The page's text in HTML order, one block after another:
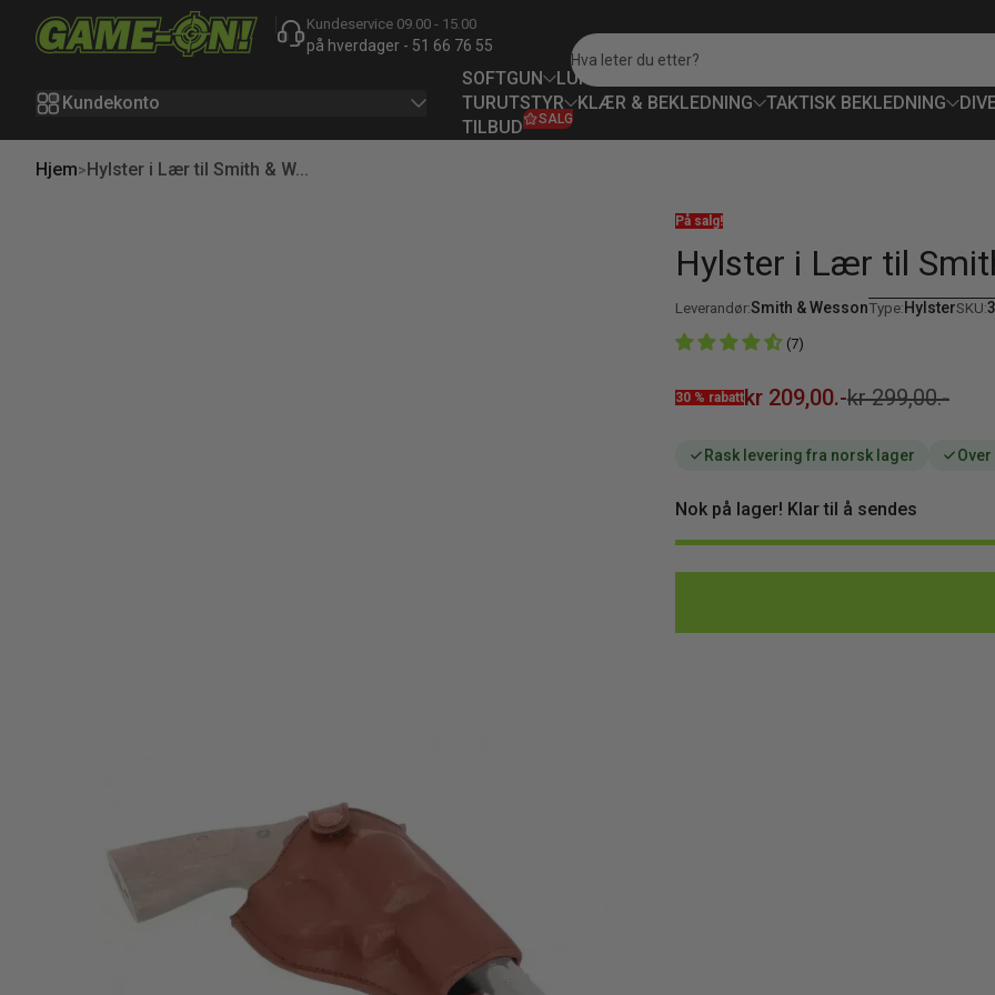
Hopp til innhold Kundeservice 09.00 - 15.00
på hverdager - 51 66 76 55
Hva leter du etter?
Kundekonto
SOFTGUN LUFTVÅPEN
TURUTSTYR
KLÆR & BEKLEDNING TAKTISK BEKLEDNING
TILBUD SALG
Hjem Hylster i Lær til Smith & W...
På salg!
Hylster i Lær til
Leverandør:Smith & WessonType: HylsterSKU:
(7)
30 % rabatt
Salgspris
kr 209,00.-
Ordinær pris
kr 299,00.-
Rask levering fra norsk lager
Nok på lager! Klar til å sendes